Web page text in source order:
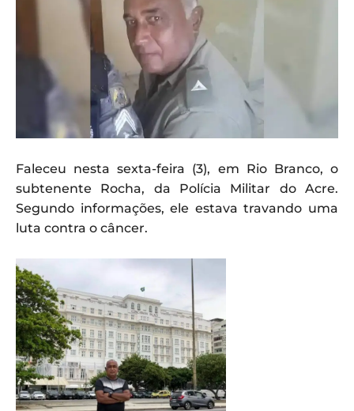
Faleceu nesta sexta-feira (3), em Rio Branco, o
subtenente Rocha, da Polícia Militar do Acre.
Segundo informações, ele estava travando uma
luta contra o câncer.